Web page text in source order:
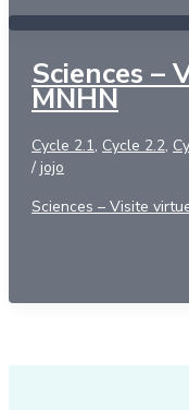
Sciences –
MNHN
Cycle 2.1, Cycle 2.2,
/ jojo
Sciences – Visite